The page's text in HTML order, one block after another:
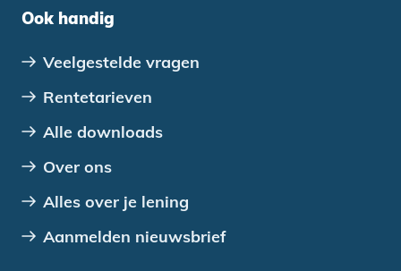
Ook handig
Veelgestelde vragen
Rentetarieven
Alle downloads
Over ons
Alles over je lening
Aanmelden nieuwsbrief